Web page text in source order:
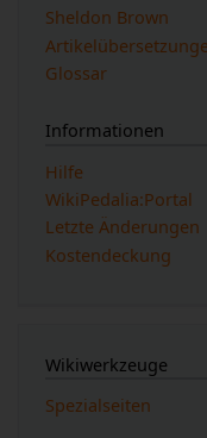
Sheldon Brown
Glossar
Informationen
Hilfe
WikiPedalia:Portal
Letzte Änderungen
Kostendeckung
Wikiwerkzeuge
Spezialseiten